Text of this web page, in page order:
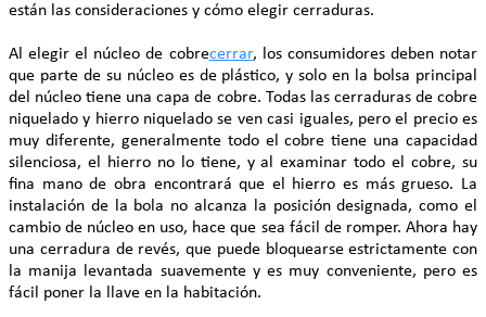
están las consideraciones y cómo elegir cerraduras.
Al elegir el núcleo de cobrecerrar, los consumidores deben notar
que parte de su núcleo es de plástico, y solo en la bolsa principal
del núcleo tiene una capa de cobre. Todas las cerraduras de cobre
niquelado y hierro niquelado se ven casi iguales, pero el precio es
muy diferente, generalmente todo el cobre tiene una capacidad
silenciosa, el hierro no lo tiene, y al examinar todo el cobre, su
fina mano de obra encontrará que el hierro es más grueso. La
instalación de la bola no alcanza la posición designada, como el
cambio de núcleo en uso, hace que sea fácil de romper. Ahora hay
una cerradura de revés, que puede bloquearse estrictamente con
la manija levantada suavemente y es muy conveniente, pero es
fácil poner la llave en la habitación.